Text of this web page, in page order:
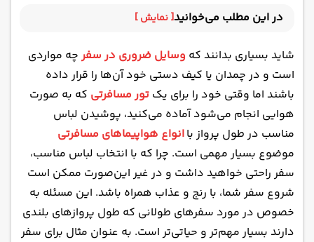
در این مطلب می‌خوانید[ نمایش ]
پوشیدن لباس‌هایی با پارچه‌های نخی و راحت
انتخاب کفشی راحت و اسپورت
پوشیدن جوراب‌های بلند و تنگ
پوشیدن لباس‌هایی با جیب‌های زیاد
پوشیدن لباس‌های گشاد به جای لباس‌های تنگ
استفاده از شال یا روسری به عنوان آکسسوری
به همراه داشتن کیف شخصی
کوله پشتی
شاید بسیاری بدانند که وسایل ضروری در سفرچه مواردی
است و در چمدان یا کیف دستی خود آن‌ها را قرار داده
باشند اما وقتی خود را برای یک تور مسافرتی که به صورت
هوایی انجام می‌شود آماده می‌کنید، پوشیدن لباس
مناسب در طول پرواز باانواع هواپیماهای مسافرتی
موضوع بسیار مهمی است. چرا که با انتخاب لباس مناسب،
سفر راحتی خواهید داشت و در غیر این‌صورت ممکن است
شروع سفر شما، با رنج و عذاب همراه باشد. این مسئله به
خصوص در مورد سفرهای طولانی که طول پروازهای بلندی
دارند بسیار مهم‌تر و حیاتی‌تر است. به عنوان مثال برای سفر